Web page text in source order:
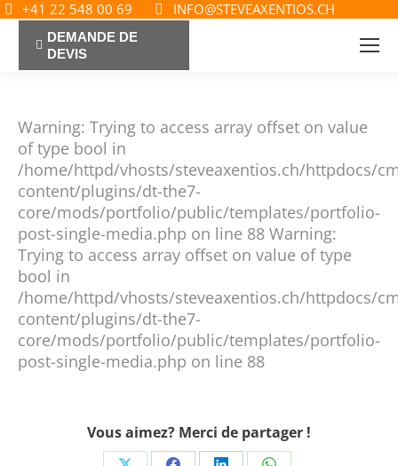
+41 22 548 00 69 INFO@STEVEAXENTIOS.CH
DEMANDE DE
DEVIS
Warning: Trying to access array offset on value
of type bool in
/home/httpd/vhosts/steveaxentios.ch/httpdocs/
content/plugins/dt-the7-
core/mods/portfolio/public/templates/portfolio-
post-single-media.php on line 88 Warning:
Trying to access array offset on value of type
bool in
/home/httpd/vhosts/steveaxentios.ch/httpdocs/
content/plugins/dt-the7-
core/mods/portfolio/public/templates/portfolio-
post-single-media.php on line 88
Vous aimez? Merci de partager !